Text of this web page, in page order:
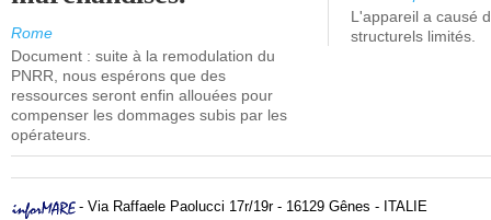
Rome
Document : suite à la remodulation du
PNRR, nous espérons que des
ressources seront enfin allouées pour
compenser les dommages subis par les
opérateurs.
L'appareil a causé
structurels limités.
- Via Raffaele Paolucci 17r/19r - 16129 Gênes - ITALIE